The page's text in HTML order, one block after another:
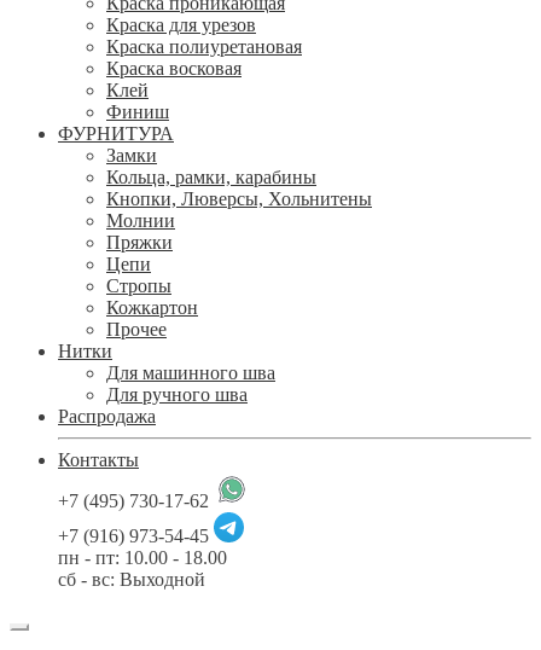
Краска для урезов
Краска полиуретановая
Краска восковая
Клей
Финиш
ФУРНИТУРА
Замки
Кольца, рамки, карабины
Кнопки, Люверсы, Хольнитены
Молнии
Пряжки
Цепи
Стропы
Кожкартон
Прочее
Нитки
Для машинного шва
Для ручного шва
Распродажа
Контакты
+7 (495) 730-17-62
+7 (916) 973-54-45
пн - пт: 10.00 - 18.00
сб - вс: Выходной